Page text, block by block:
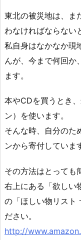
東北の被災地は、ま
わなければならない
私自身はなかなか現
んが、今まで何回か
ます。
本やCDを買うとき
ン）を使います。
そんな時、自分のた
ンから寄付していま
その方法はとっても
右上にある「欲しい
の「ほしい物リスト
ださい。
http://